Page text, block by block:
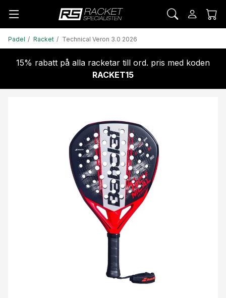
Padel Racket Technical Veron 3.0 2026
15% rabatt på alla racketar till ord. pris med koden
RACKET15